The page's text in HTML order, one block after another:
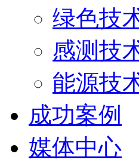
绿色技
感测技
能源技
成功案例
媒体中心